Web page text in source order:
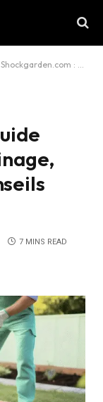
Shockgarden.com : guide complet du blog jardinage, aménagement et conseils pratiques
7 MINS READ